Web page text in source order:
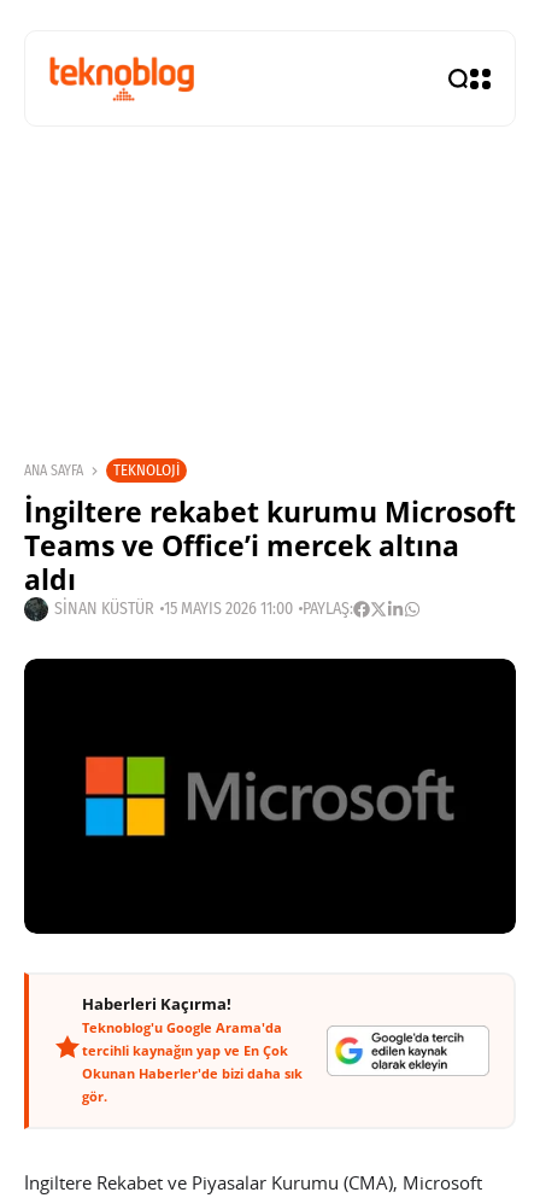
ANA SAYFA TEKNOLOJI
İngiltere rekabet kurumu Microsoft
Teams ve Office’i mercek altına
aldı
SINAN KÜSTÜR 15 MAYIS 2026 11:00 PAYLAŞ:
Haberleri Kaçırma!
Teknoblog'u Google Arama'da
tercihli kaynağın yap ve En Çok
Okunan Haberler'de bizi daha sık
gör.
İngiltere Rekabet ve Piyasalar Kurumu (CMA), Microsoft